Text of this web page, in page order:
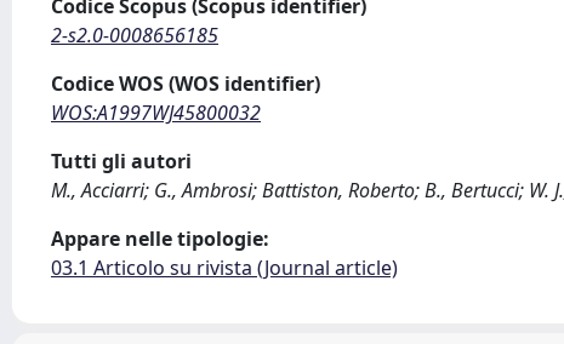
Codice Scopus (Scopus identifier)
2-s2.0-0008656185
Codice WOS (WOS identifier)
WOS:A1997WJ45800032
Tutti gli autori
M., Acciarri; G., Ambrosi; Battiston, Roberto; B., Bertucci; W.
Appare nelle tipologie:
03.1 Articolo su rivista (Journal article)